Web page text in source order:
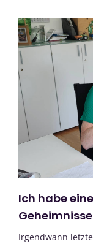
Ich habe
Irgendwann